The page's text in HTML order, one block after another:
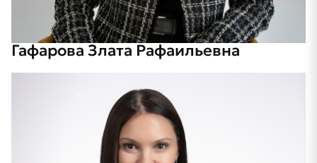
Гафарова Злата Рафаильевна